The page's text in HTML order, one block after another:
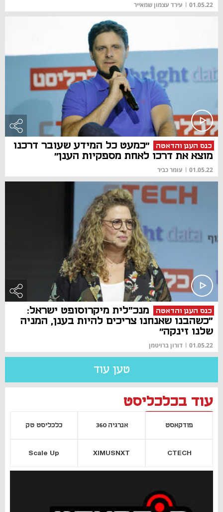
01.05.22
| עירד עצמון שמאייר
כנס הענן והדאטה
״כמעט כל המידע שעובר דרכנו
מוצא את דרכו לאחת מספקיות הענן״
01.05.22
| עומר כביר
כנס הענן והדאטה
מנכ"לית מיקרוסופט ישראל:
"כשהבנו שאנחנו צריכים להיות בענן, המניה
שלנו זינקה״
01.05.22
| דורון ברויטמן
טען עוד
עוד בכלכליסט
פודקאסט אנרגיה 360 כלכליסט טק
CTECH
XIMUSNXT
Scale Up
נפתח בכרטיסייה חדשה חדשה